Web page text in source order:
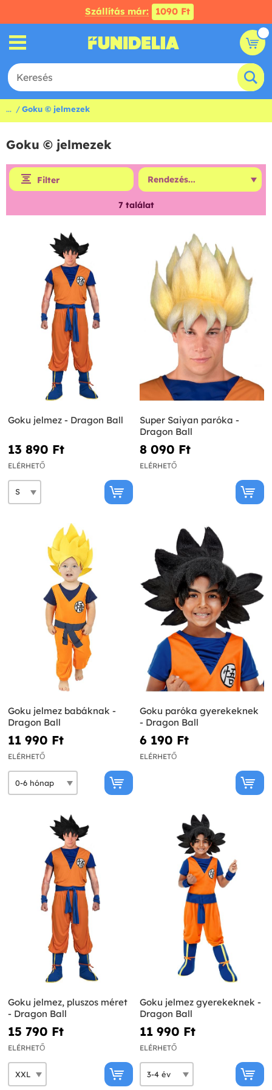
Szállítás már: 1090 Ft
... Goku © jelmezek
Goku © jelmezek
Filter
7 találat
Goku jelmez - Dragon Ball
13 890 Ft‎
ELÉRHETŐ
Super Saiyan paróka -
Dragon Ball
8 090 Ft‎
ELÉRHETŐ
Goku jelmez babáknak -
Dragon Ball
11 990 Ft‎
ELÉRHETŐ
Goku paróka gyerekeknek
- Dragon Ball
6 190 Ft‎
ELÉRHETŐ
Goku jelmez, pluszos méret
- Dragon Ball
15 790 Ft‎
ELÉRHETŐ
Goku jelmez gyerekeknek -
Dragon Ball
11 990 Ft‎
ELÉRHETŐ